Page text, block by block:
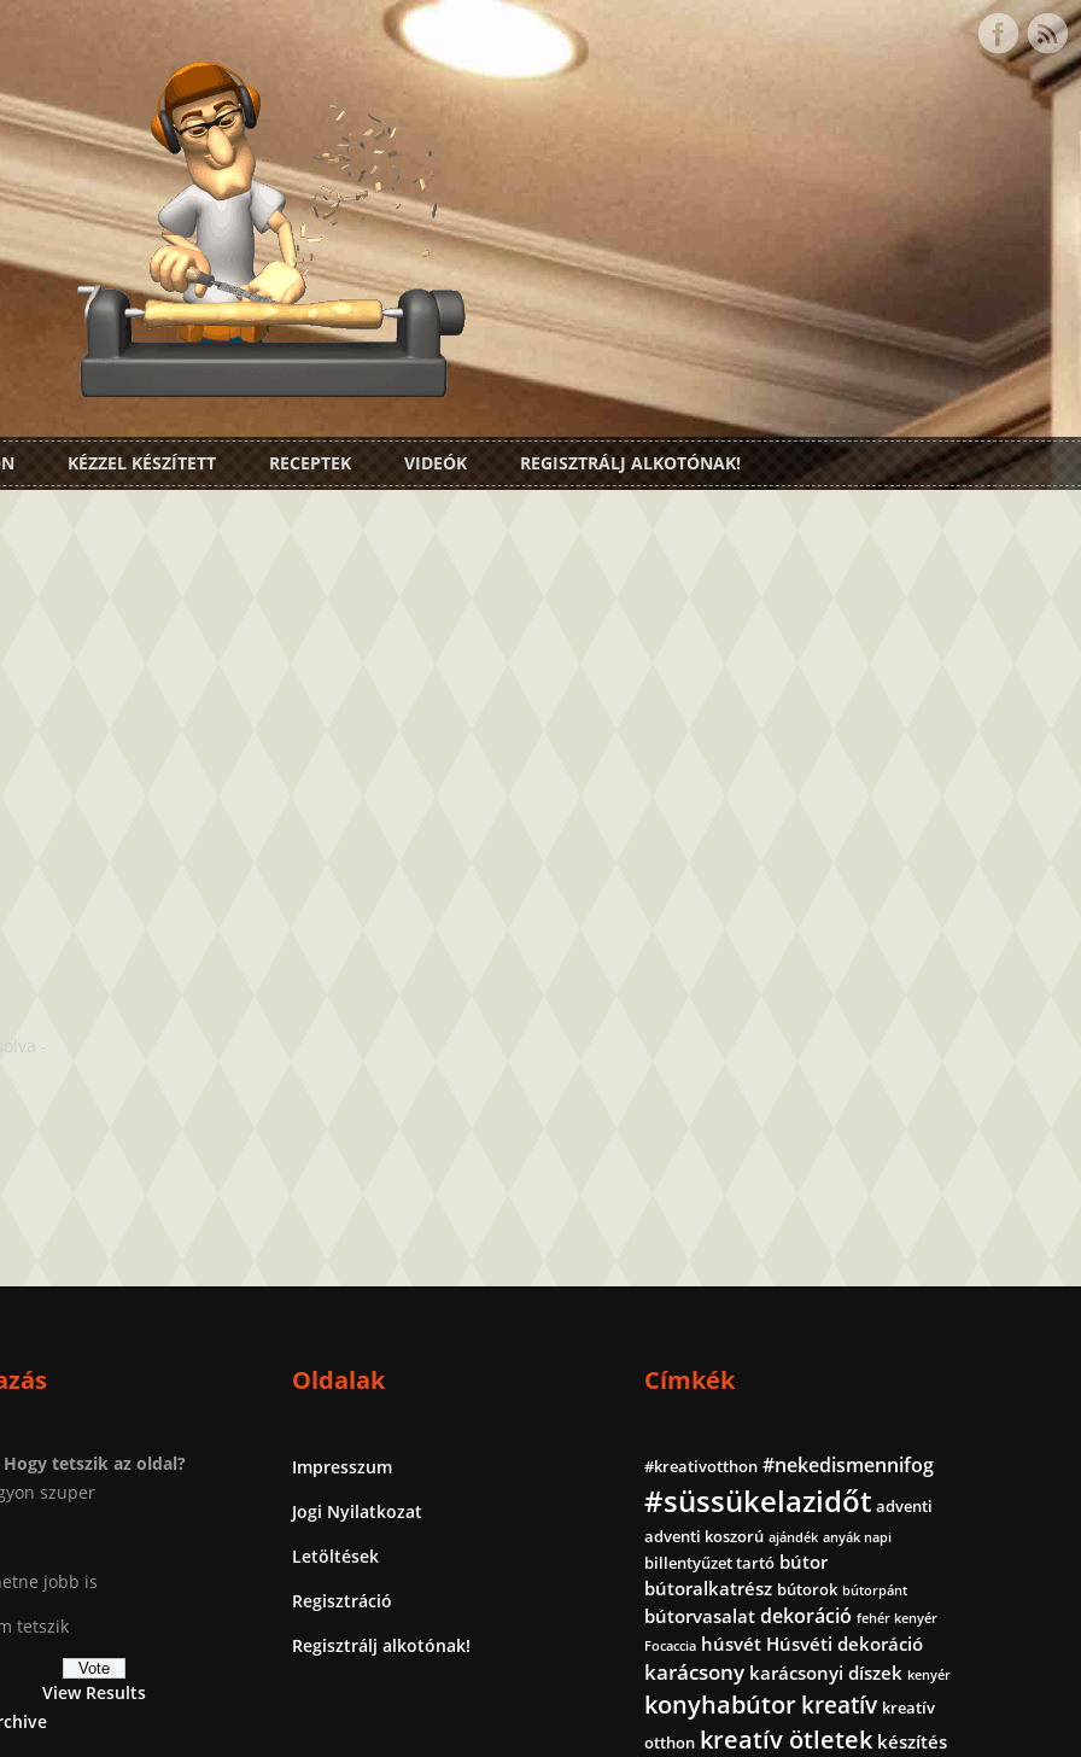
KÉZZEL KÉSZÍTETT RECEPTEK VIDEÓK REGISZTRÁLJ ALKOTÓNAK!
-
Hogy tetszik az oldal?
szuper
jobb is
tetszik
View Results
Oldalak
Impresszum
Jogi Nyilatkozat
Letöltések
Regisztráció
Regisztrálj alkotónak!
Címkék
#kreativotthon #nekedismennifog
#süssükelazidőt adventi
adventi koszorú ajándék anyák napi
billentyűzet tartó bútor
bútoralkatrész bútorok bútorpánt
bútorvasalat dekoráció fehér kenyér
Focaccia húsvét Húsvéti dekoráció
karácsony karácsonyi díszek kenyér
konyhabútor kreatív kreatív
otthon kreatív ötletek készítés